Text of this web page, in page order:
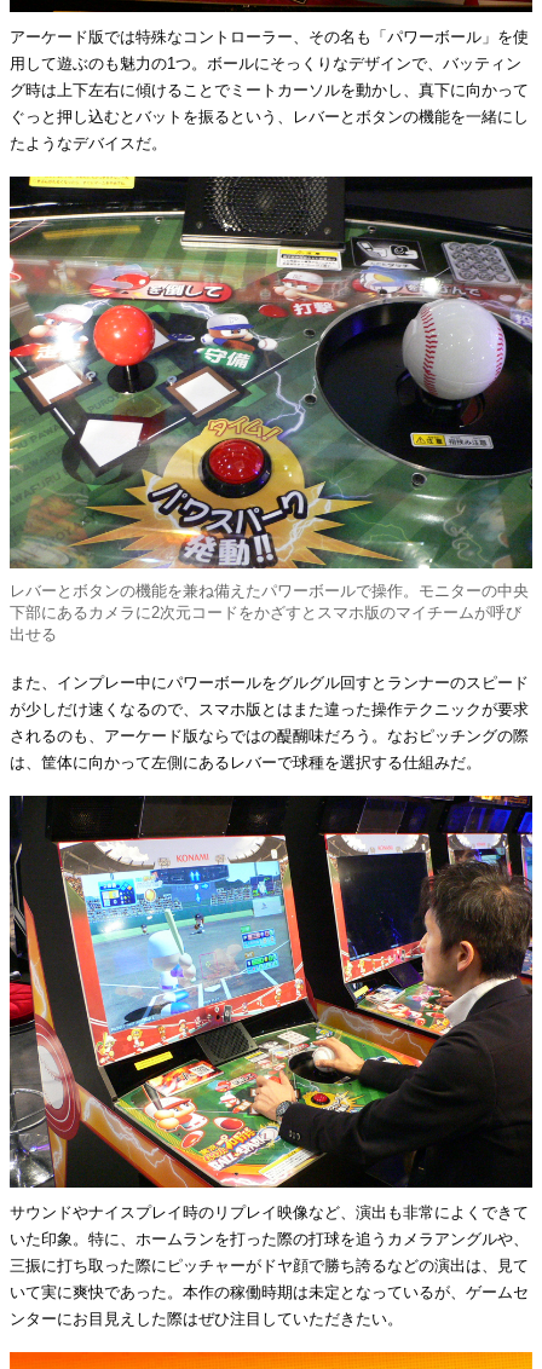
アーケード版では特殊なコントローラー、その名も「パワーボール」を使
用して遊ぶのも魅力の1つ。ボールにそっくりなデザインで、バッティン
グ時は上下左右に傾けることでミートカーソルを動かし、真下に向かって
ぐっと押し込むとバットを振るという、レバーとボタンの機能を一緒にし
たようなデバイスだ。
レバーとボタンの機能を兼ね備えたパワーボールで操作。モニターの中央
下部にあるカメラに2次元コードをかざすとスマホ版のマイチームが呼び
出せる
また、インプレー中にパワーボールをグルグル回すとランナーのスピード
が少しだけ速くなるので、スマホ版とはまた違った操作テクニックが要求
されるのも、アーケード版ならではの醍醐味だろう。なおピッチングの際
は、筐体に向かって左側にあるレバーで球種を選択する仕組みだ。
サウンドやナイスプレイ時のリプレイ映像など、演出も非常によくできて
いた印象。特に、ホームランを打った際の打球を追うカメラアングルや、
三振に打ち取った際にピッチャーがドヤ顔で勝ち誇るなどの演出は、見て
いて実に爽快であった。本作の稼働時期は未定となっているが、ゲームセ
ンターにお目見えした際はぜひ注目していただきたい。